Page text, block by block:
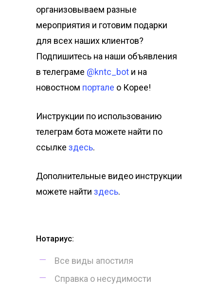
организовываем разные
мероприятия и готовим подарки
для всех наших клиентов?
Подпишитесь на наши объявления
в телеграме @kntc_botи на
новостном портале о Корее!
Инструкции по использованию
телеграм бота можете найти по
ссылке здесь.
Дополнительные видео инструкции
можете найти здесь.
Нотариус:
Все виды апостиля
Справка о несудимости